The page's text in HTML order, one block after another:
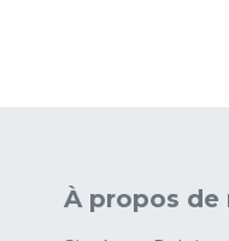
À propos de